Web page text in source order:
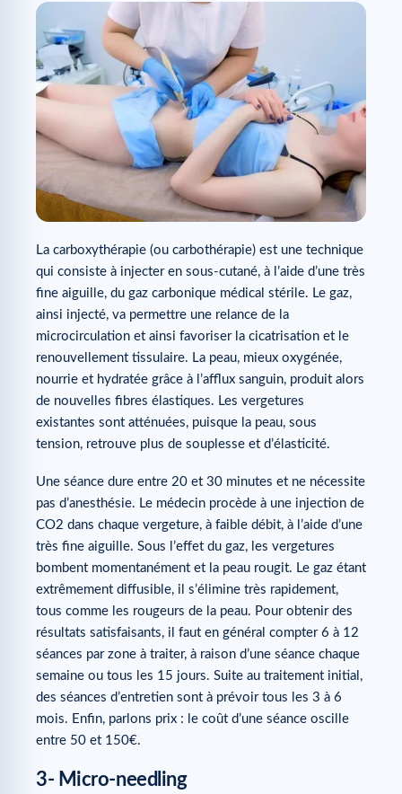
La carboxythérapie (ou carbothérapie) est une technique
qui consiste à injecter en sous-cutané, à l’aide d’une très
fine aiguille, du gaz carbonique médical stérile. Le gaz,
ainsi injecté, va permettre une relance de la
microcirculation et ainsi favoriser la cicatrisation et le
renouvellement tissulaire. La peau, mieux oxygénée,
nourrie et hydratée grâce à l’afflux sanguin, produit alors
de nouvelles fibres élastiques. Les vergetures
existantes sont atténuées, puisque la peau, sous
tension, retrouve plus de souplesse et d’élasticité.
Une séance dure entre 20 et 30 minutes et ne nécessite
pas d’anesthésie. Le médecin procède à une injection de
CO2 dans chaque vergeture, à faible débit, à l’aide d’une
très fine aiguille. Sous l’effet du gaz, les vergetures
bombent momentanément et la peau rougit. Le gaz étant
extrêmement diffusible, il s’élimine très rapidement,
tous comme les rougeurs de la peau. Pour obtenir des
résultats satisfaisants, il faut en général compter 6 à 12
séances par zone à traiter, à raison d’une séance chaque
semaine ou tous les 15 jours. Suite au traitement initial,
des séances d’entretien sont à prévoir tous les 3 à 6
mois. Enfin, parlons prix : le coût d’une séance oscille
entre 50 et 150€.
3- Micro-needling